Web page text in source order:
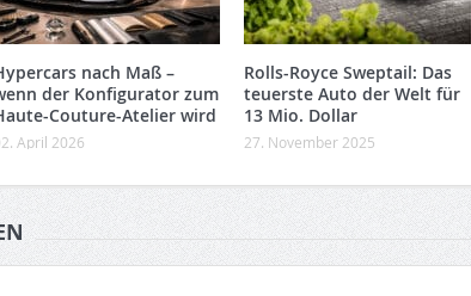
nach Maß –
der Konfigurator zum
Couture-Atelier wird
April 2026
Rolls-Royce Sweptail: Das
teuerste Auto der Welt für
13 Mio. Dollar
27. November 2025